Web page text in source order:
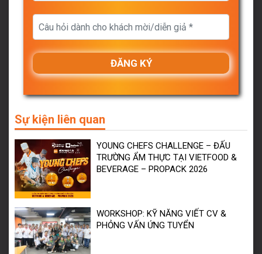
Sự kiện liên quan
YOUNG CHEFS CHALLENGE – ĐẤU
TRƯỜNG ẨM THỰC TẠI VIETFOOD &
BEVERAGE – PROPACK 2026
WORKSHOP: KỸ NĂNG VIẾT CV &
PHỎNG VẤN ỨNG TUYỂN